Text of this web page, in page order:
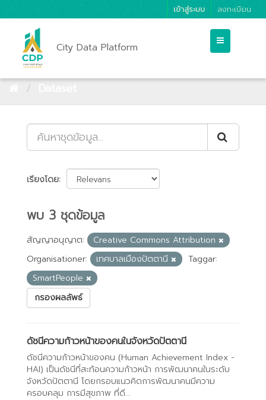
เข้าสู่ระบบ ลงทะเบียน
City Data Platform
เรียงโดย
พบ 3 ชุดข้อมูล
สัญญาอนุญาต:
Creative Commons Attribution
Organisationer:
เทศบาลเมืองปัตตานี
Taggar:
SmartPeople
กรองผลลัพธ์
ดัชนีความก้าวหน้าของคนในจังหวัดปัตตานี
ดัชนีความก้าวหน้าของคน (Human Achievement Index -
HAI) เป็นดัชนีที่สะท้อนความก้าวหน้า การพัฒนาคนในระดับ
จังหวัดปัตตานี โดยกรอบแนวคิดการพัฒนาคนมีความ
ครอบคลุม การมีสุขภาพ ที่ดี...